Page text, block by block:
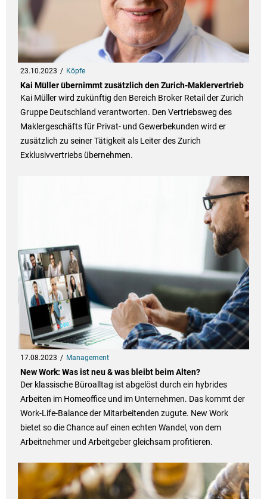
23.10.2023 Köpfe
Kai Müller übernimmt zusätzlich den Zurich-Maklervertrieb
Kai Müller wird zukünftig den Bereich Broker Retail der Zurich
Gruppe Deutschland verantworten. Den Vertriebsweg des
Maklergeschäfts für Privat- und Gewerbekunden wird er
zusätzlich zu seiner Tätigkeit als Leiter des Zurich
Exklusivvertriebs übernehmen.
17.08.2023 Management
New Work: Was ist neu & was bleibt beim Alten?
Der klassische Büroalltag ist abgelöst durch ein hybrides
Arbeiten im Homeoffice und im Unternehmen. Das kommt der
Work-Life-Balance der Mitarbeitenden zugute. New Work
bietet so die Chance auf einen echten Wandel, von dem
Arbeitnehmer und Arbeitgeber gleichsam profitieren.